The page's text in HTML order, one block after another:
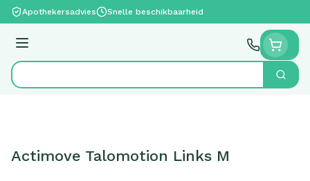
Ga naar de inhoud
Apothekersadvies Snelle beschikbaarheid
Menu
Product, merk, categorie... Zoek
Actimove Talomotion Links M